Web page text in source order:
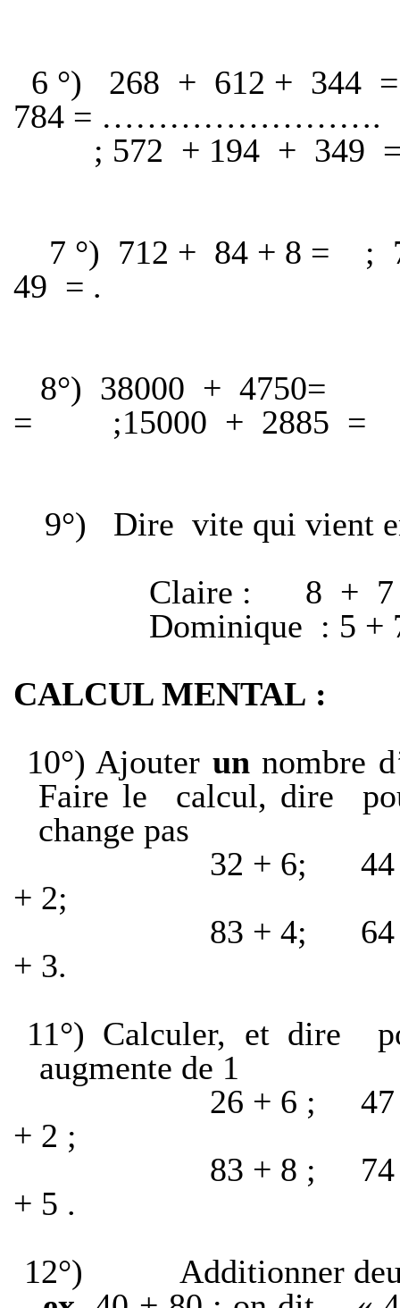
6 °) 268 + 612 + 344 =
784 = …………………….
; 572 + 194 + 349
7 °) 712 + 84 + 8 = ;
49 = .
8°) 38000 + 4750=
=
;15000 + 2885 =
9°) Dire vite qui vient
Claire :
8 + 7
Dominique : 5 +
CALCUL MENTAL :
10°) Ajouter unnombre
Faire le
calcul, dire
change pas
32 + 6;
+ 2;
83 + 4;
+ 3.
11°) Calculer, et dire
augmente de 1
26 + 6 ;
+ 2 ;
83 + 8 ;
+ 5 .
12°)
Additionner